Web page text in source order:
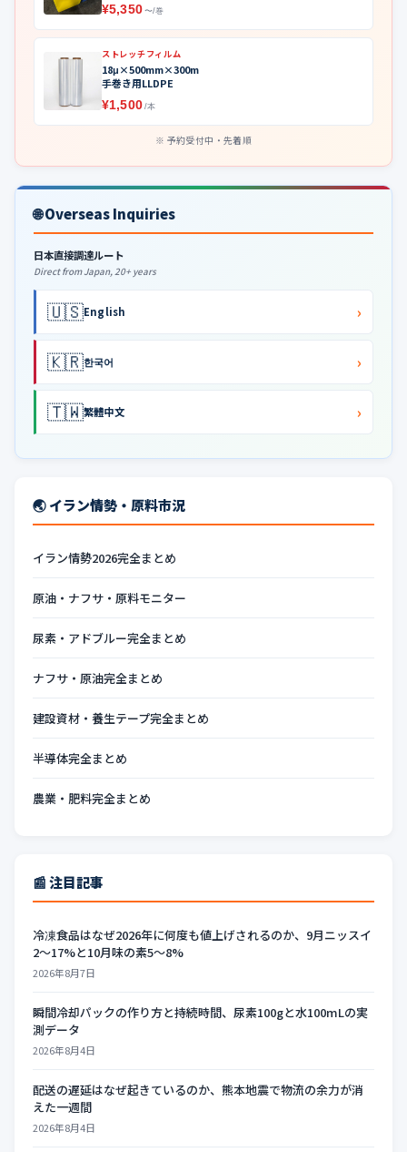
¥5,350 〜/巻
ストレッチフィルム
18μ×500mm×300m
手巻き用LLDPE
¥1,500 /本
予約受付中・先着順
🌐 Overseas Inquiries
日本直接調達ルート
Direct from Japan, 20+ years
🇺🇸English ›
🇰🇷한국어 ›
🇹🇼繁體中文 ›
🌏 イラン情勢・原料市況
イラン情勢2026完全まとめ
原油・ナフサ・原料モニター
尿素・アドブルー完全まとめ
ナフサ・原油完全まとめ
建設資材・養生テープ完全まとめ
半導体完全まとめ
農業・肥料完全まとめ
📰 注目記事
冷凍食品はなぜ2026年に何度も値上げされるのか、9月ニッスイ
2〜17%と10月味の素5〜8%
2026年8月7日
瞬間冷却パックの作り方と持続時間、尿素100gと水100mLの実
測データ
2026年8月4日
配送の遅延はなぜ起きているのか、熊本地震で物流の余力が消
えた一週間
2026年8月4日